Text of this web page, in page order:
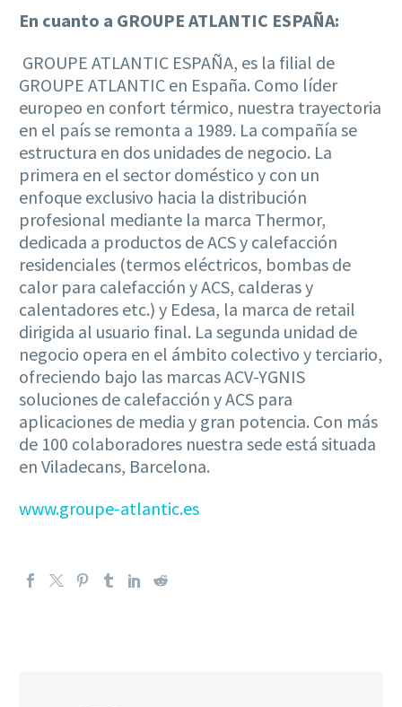
En cuanto a GROUPE ATLANTIC ESPAÑA:
GROUPE ATLANTIC ESPAÑA, es la filial de
GROUPE ATLANTIC en España. Como líder
europeo en confort térmico, nuestra trayectoria
en el país se remonta a 1989. La compañía se
estructura en dos unidades de negocio. La
primera en el sector doméstico y con un
enfoque exclusivo hacia la distribución
profesional mediante la marca Thermor,
dedicada a productos de ACS y calefacción
residenciales (termos eléctricos, bombas de
calor para calefacción y ACS, calderas y
calentadores etc.) y Edesa, la marca de retail
dirigida al usuario final. La segunda unidad de
negocio opera en el ámbito colectivo y terciario,
ofreciendo bajo las marcas ACV-YGNIS
soluciones de calefacción y ACS para
aplicaciones de media y gran potencia. Con más
de 100 colaboradores nuestra sede está situada
en Viladecans, Barcelona.
www.groupe-atlantic.es